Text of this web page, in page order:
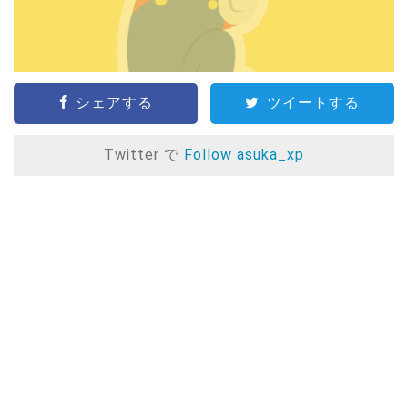
シェアする ツイートする
Twitter で Follow asuka_xp